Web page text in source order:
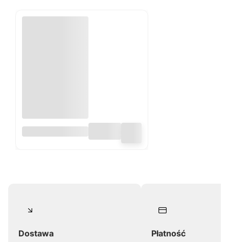
dekoracyjny
Dostawa Płatność